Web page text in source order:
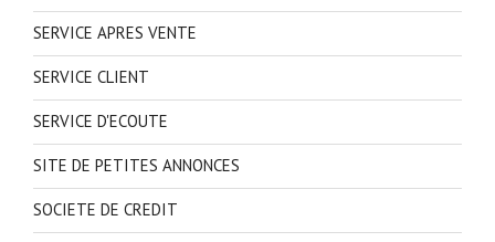
SERVICE APRES VENTE
SERVICE CLIENT
SERVICE D'ECOUTE
SITE DE PETITES ANNONCES
SOCIETE DE CREDIT